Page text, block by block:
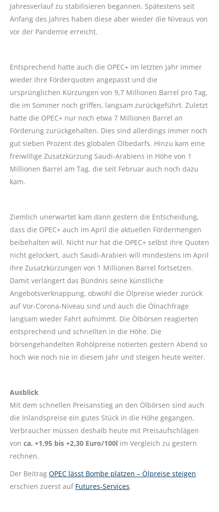
Jahresverlauf zu stabilisieren begannen. Spätestens seit
Anfang des Jahres haben diese aber wieder die Niveaus von
vor der Pandemie erreicht.
Entsprechend hatte auch die OPEC+ im letzten Jahr immer
wieder ihre Förderquoten angepasst und die
ursprünglichen Kürzungen von 9,7 Millionen Barrel pro Tag,
die im Sommer noch griffen, langsam zurückgeführt. Zuletzt
hatte die OPEC+ nur noch etwa 7 Millionen Barrel an
Förderung zurückgehalten. Dies sind allerdings immer noch
gut sieben Prozent des globalen Ölbedarfs. Hinzu kam eine
freiwillige Zusatzkürzung Saudi-Arabiens in Höhe von 1
Millionen Barrel am Tag, die seit Februar auch noch dazu
kam.
Ziemlich unerwartet kam dann gestern die Entscheidung,
dass die OPEC+ auch im April die aktuellen Fördermengen
beibehalten will. Nicht nur hat die OPEC+ selbst ihre Quoten
nicht gelockert, auch Saudi-Arabien will mindestens im April
ihre Zusatzkürzungen von 1 Millionen Barrel fortsetzen.
Damit verlängert das Bündnis seine künstliche
Angebotsverknappung, obwohl die Ölpreise wieder zurück
auf Vor-Corona-Niveau sind und auch die Ölnachfrage
langsam wieder Fahrt aufnimmt. Die Ölbörsen reagierten
entsprechend und schnellten in die Höhe. Die
börsengehandelten Rohölpreise notierten gestern Abend so
hoch wie noch nie in diesem Jahr und steigen heute weiter.
Ausblick
Mit dem schnellen Preisanstieg an den Ölbörsen sind auch
die Inlandspreise ein gutes Stück in die Höhe gegangen.
Verbraucher müssen deshalb heute mit Preisaufschlägen
von ca. +1,95 bis +2,30 Euro/100l im Vergleich zu gestern
rechnen.
Der Beitrag OPEC lässt Bombe platzen – Ölpreise steigen
erschien zuerst auf Futures-Services.